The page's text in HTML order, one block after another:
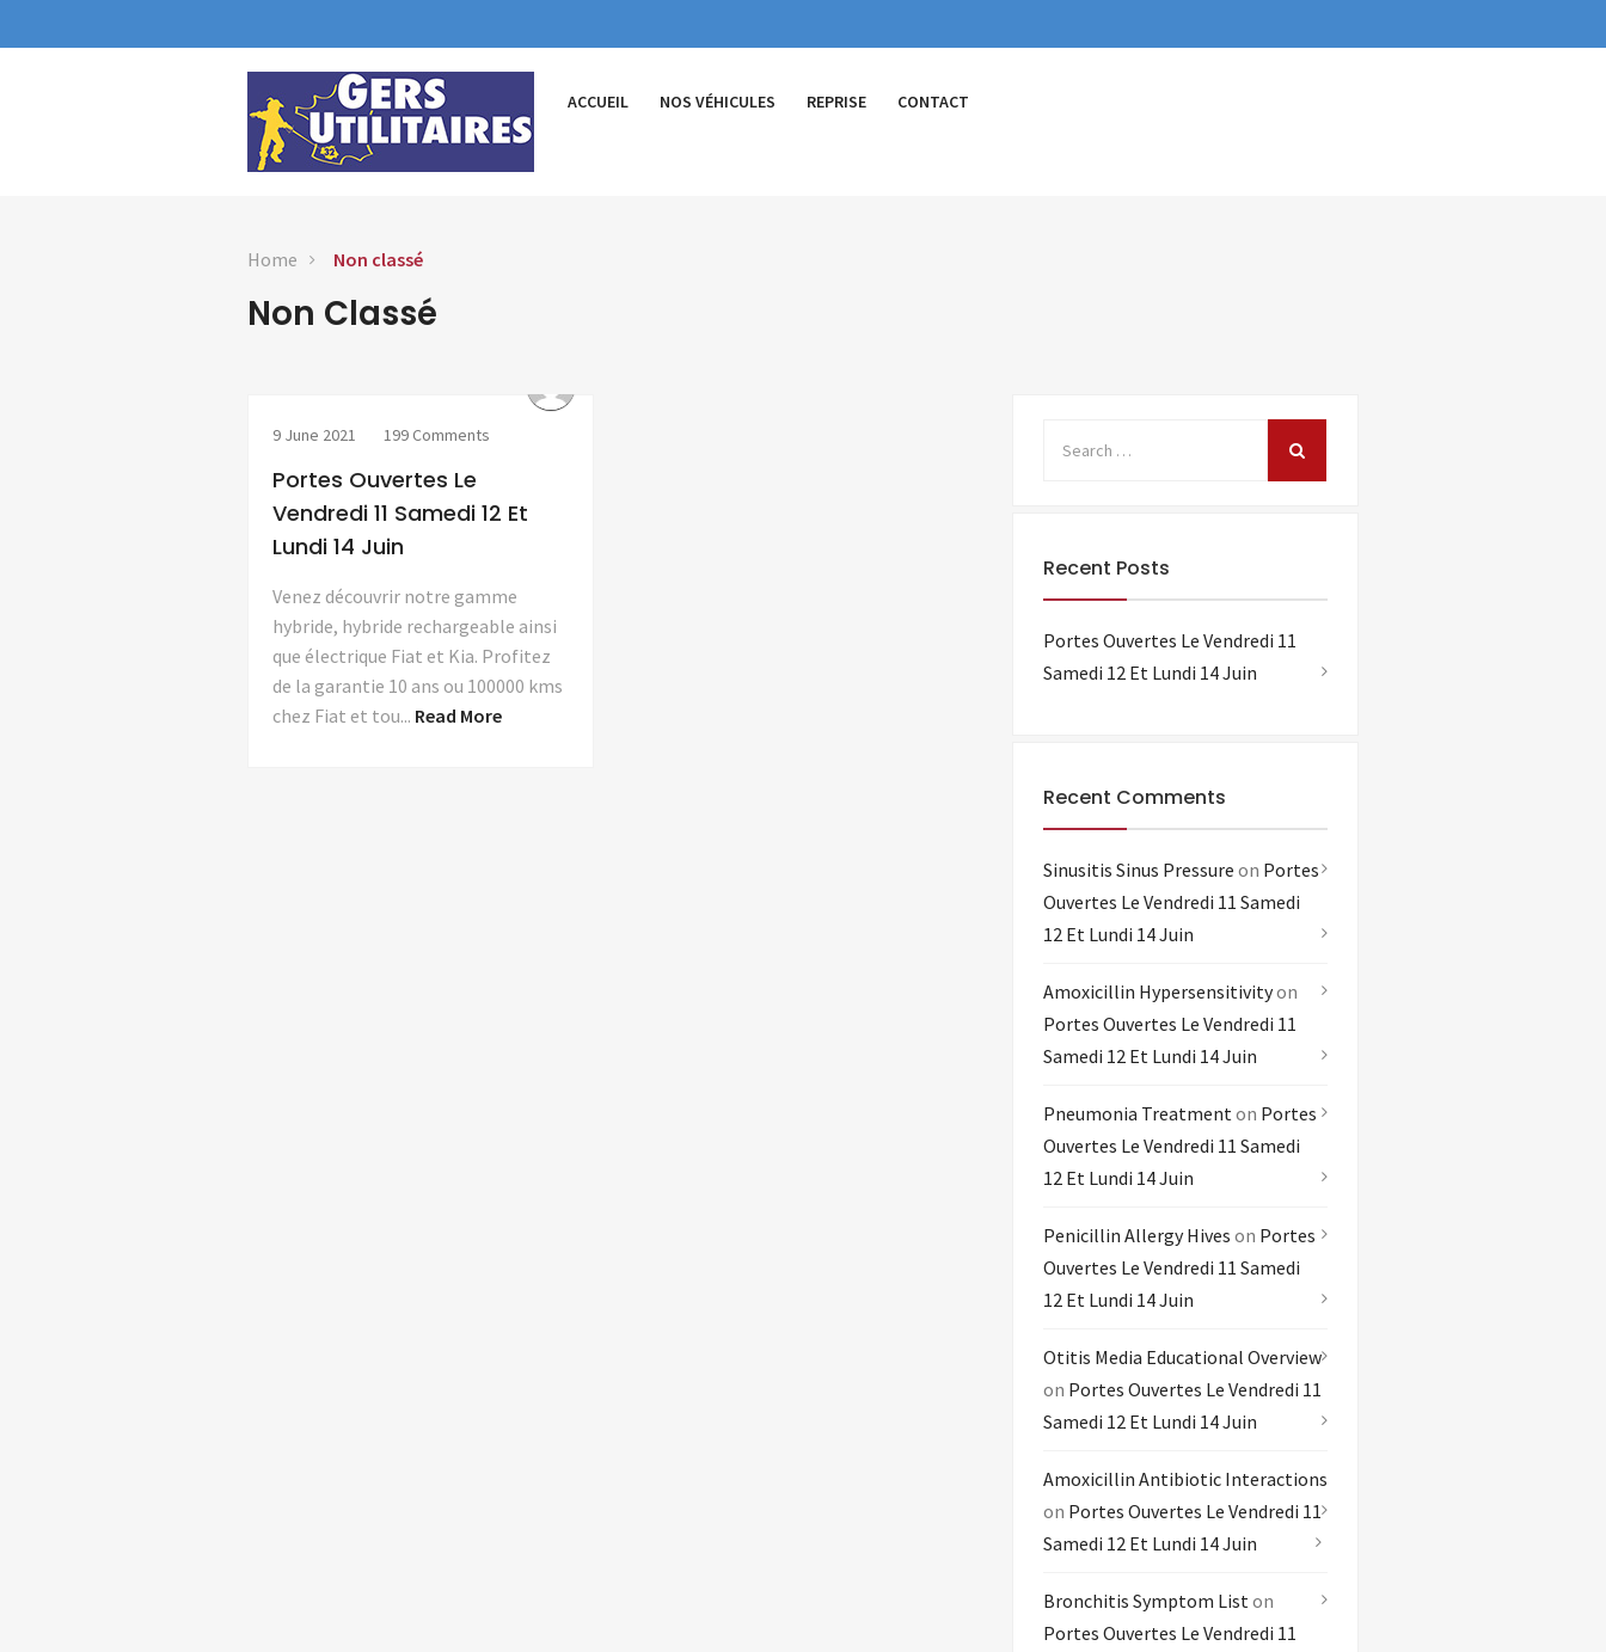
ACCUEIL NOS VÉHICULES REPRISE CONTACT
Home Non classé
Non Classé
9 June 2021 199 Comments
Portes Ouvertes Le
Vendredi 11 Samedi 12 Et
Lundi 14 Juin
Venez découvrir notre gamme
hybride, hybride rechargeable ainsi
que électrique Fiat et Kia. Profitez
de la garantie 10 ans ou 100000 kms
chez Fiat et tou... Read More
Recent Posts
Portes Ouvertes Le Vendredi 11
Samedi 12 Et Lundi 14 Juin
Recent Comments
Sinusitis Sinus Pressure on Portes
Ouvertes Le Vendredi 11 Samedi
12 Et Lundi 14 Juin
Amoxicillin Hypersensitivityon
Portes Ouvertes Le Vendredi 11
Samedi 12 Et Lundi 14 Juin
Pneumonia Treatmenton Portes
Ouvertes Le Vendredi 11 Samedi
12 Et Lundi 14 Juin
Penicillin Allergy Hives on Portes
Ouvertes Le Vendredi 11 Samedi
12 Et Lundi 14 Juin
Otitis Media Educational Overview
on Portes Ouvertes Le Vendredi 11
Samedi 12 Et Lundi 14 Juin
Amoxicillin Antibiotic Interactions
on Portes Ouvertes Le Vendredi 11
Samedi 12 Et Lundi 14 Juin
Bronchitis Symptom Liston
Portes Ouvertes Le Vendredi 11